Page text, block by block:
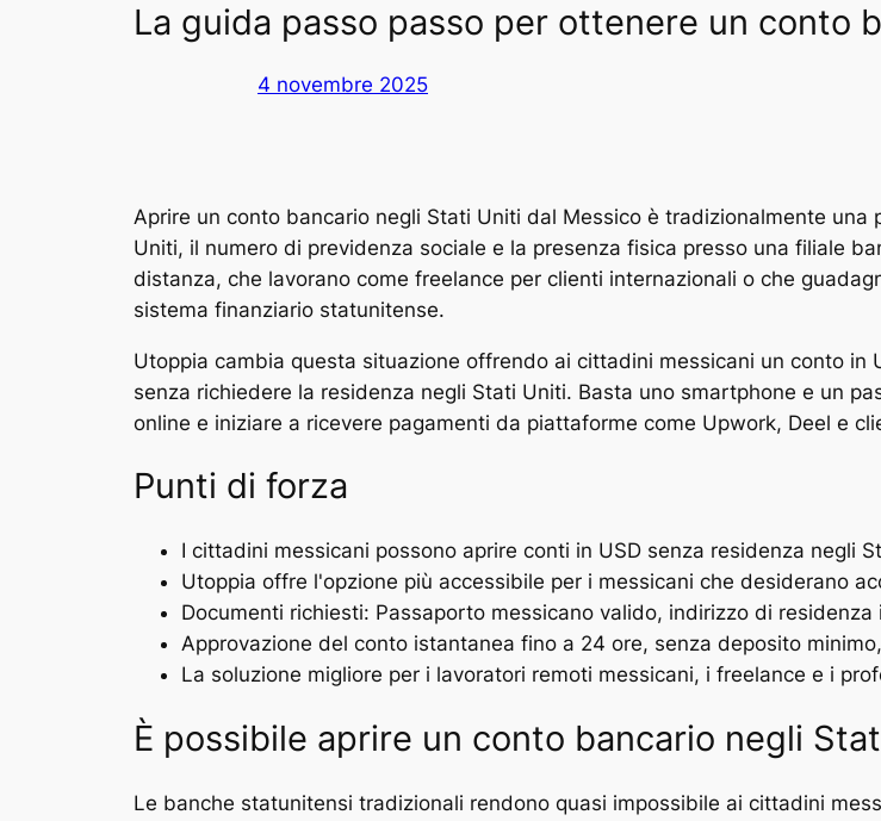
La guida passo passo per ottenere un conto
4 novembre 2025
Aprire un conto bancario negli Stati Uniti dal Messico è tradizionalmente
Uniti, il numero di previdenza sociale e la presenza fisica presso una filiale
distanza, che lavorano come freelance per clienti internazionali o che
sistema finanziario statunitense.
Utoppia cambia questa situazione offrendo ai cittadini messicani un conto
senza richiedere la residenza negli Stati Uniti. Basta uno smartphone e un
online e iniziare a ricevere pagamenti da piattaforme come Upwork, Deel e
Punti di forza
I cittadini messicani possono aprire conti in USD senza residenza negli
Utoppia offre l'opzione più accessibile per i messicani che desiderano
Documenti richiesti: Passaporto messicano valido, indirizzo di
Approvazione del conto istantanea fino a 24 ore, senza deposito
La soluzione migliore per i lavoratori remoti messicani, i freelance e i
È possibile aprire un conto bancario negli
Le banche statunitensi tradizionali rendono quasi impossibile ai cittadini